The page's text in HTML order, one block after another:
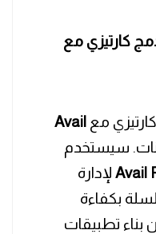
كارتيزي مع
مع Avail
سيستخدم
Avail لإدارة
بكفاءة
بناء تطبيقات